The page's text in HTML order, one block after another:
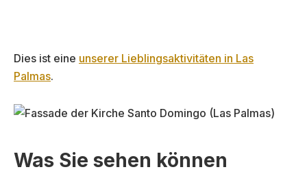
Dies ist eine unserer Lieblingsaktivitäten in Las
Palmas.
Was Sie sehen können